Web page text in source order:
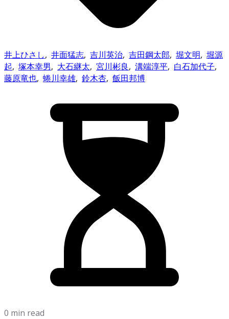
井上ひさし, 井面猛志, 吉川英治, 吉田鋼太郎, 堀文明, 堀源
起, 塚本幸男, 大石継太, 宮川彬良, 溝端淳平, 白石加代子,
藤原竜也, 蜷川幸雄, 鈴木杏, 飯田邦博
0 min read